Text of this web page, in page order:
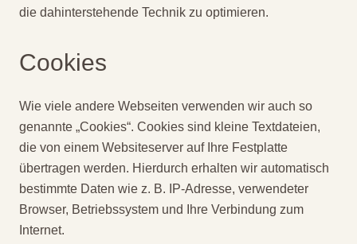
die dahinterstehende Technik zu optimieren.
Cookies
Wie viele andere Webseiten verwenden wir auch so
genannte „Cookies“. Cookies sind kleine Textdateien,
die von einem Websiteserver auf Ihre Festplatte
übertragen werden. Hierdurch erhalten wir automatisch
bestimmte Daten wie z. B. IP-Adresse, verwendeter
Browser, Betriebssystem und Ihre Verbindung zum
Internet.